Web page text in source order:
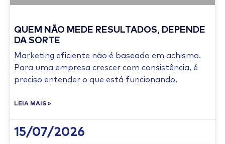
QUEM NÃO MEDE RESULTADOS, DEPENDE
DA SORTE
Marketing eficiente não é baseado em achismo.
Para uma empresa crescer com consistência, é
preciso entender o que está funcionando,
LEIA MAIS »
15/07/2026